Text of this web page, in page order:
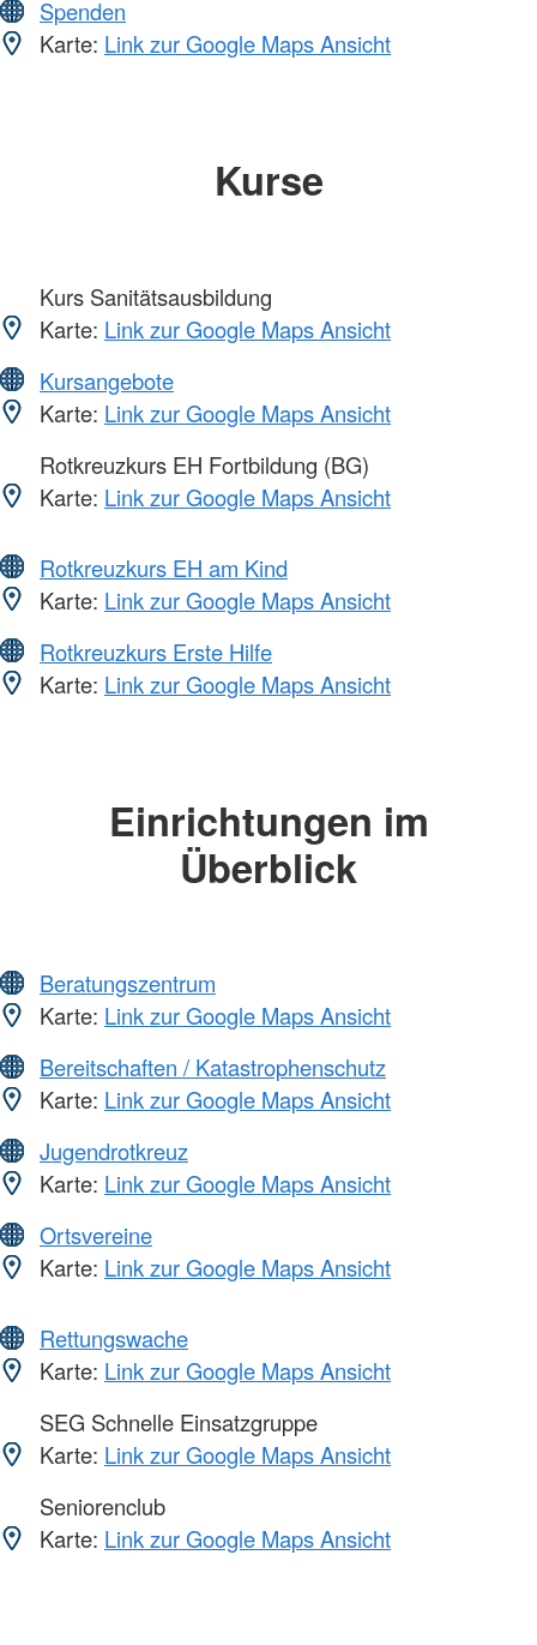
Spenden
Karte: Link zur Google Maps Ansicht
Kurse
Kurs Sanitätsausbildung
Karte: Link zur Google Maps Ansicht
Kursangebote
Karte: Link zur Google Maps Ansicht
Rotkreuzkurs EH Fortbildung (BG)
Karte: Link zur Google Maps Ansicht
Rotkreuzkurs EH am Kind
Karte: Link zur Google Maps Ansicht
Rotkreuzkurs Erste Hilfe
Karte: Link zur Google Maps Ansicht
Einrichtungen im
Überblick
Beratungszentrum
Karte: Link zur Google Maps Ansicht
Bereitschaften / Katastrophenschutz
Karte: Link zur Google Maps Ansicht
Jugendrotkreuz
Karte: Link zur Google Maps Ansicht
Ortsvereine
Karte: Link zur Google Maps Ansicht
Rettungswache
Karte: Link zur Google Maps Ansicht
SEG Schnelle Einsatzgruppe
Karte: Link zur Google Maps Ansicht
Seniorenclub
Karte: Link zur Google Maps Ansicht